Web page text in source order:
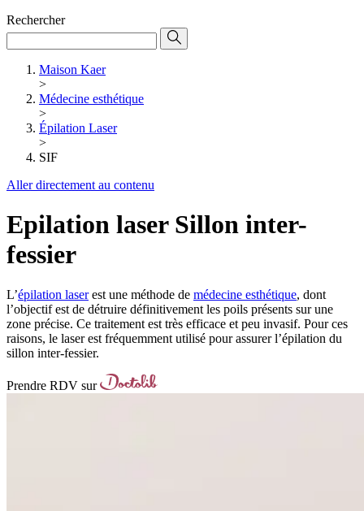
Rechercher
Maison Kaer
>
Médecine esthétique
>
Épilation Laser
>
SIF
Aller directement au contenu
Epilation laser Sillon inter-
fessier
L’épilation laserest une méthode de médecine esthétique, dont
l’objectif est de détruire définitivement les poils présents sur une
zone précise. Ce traitement est très efficace et peu invasif. Pour ces
raisons, le laser est fréquemment utilisé pour assurer l’épilation du
sillon inter-fessier.
Prendre RDV sur